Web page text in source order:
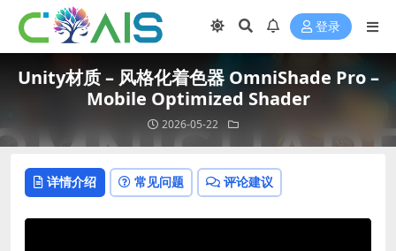
登录
Unity材质 – 风格化着色器 OmniShade Pro –
Mobile Optimized Shader
2026-05-22
详情介绍 常见问题 评论建议